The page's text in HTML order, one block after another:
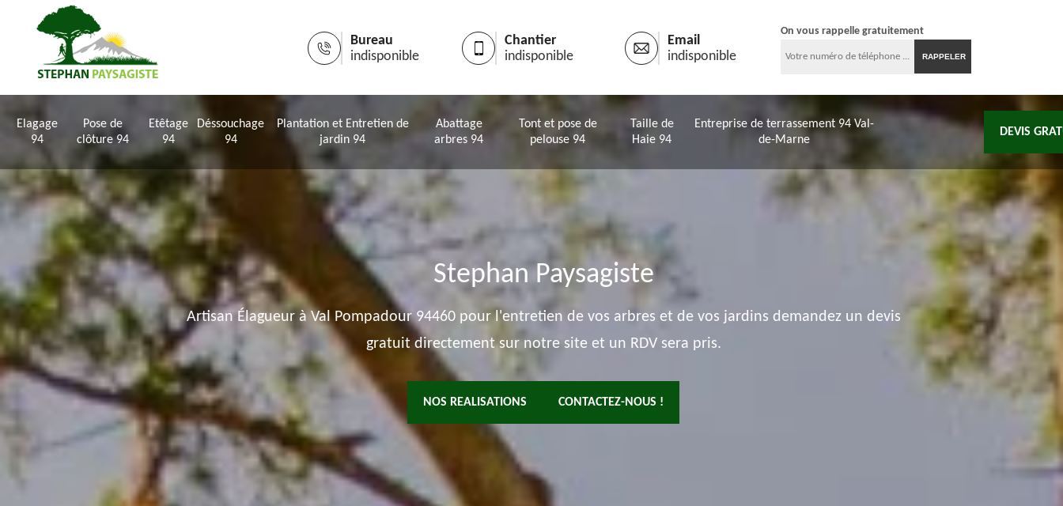
Bureau
indisponible
Chantier
indisponible
Email
indisponible
On vous rappelle gratuitement
Elagage
94
Pose de
clôture 94
Etêtage
94
Déssouchage
94
Plantation et Entretien de
jardin 94
Abattage
arbres 94
Tont et pose de
pelouse 94
Taille de
Haie 94
Entreprise de terrassement 94 Val-
de-Marne
DEVIS
Stephan Paysagiste
Artisan Élagueur à Val Pompadour 94460 pour l'entretien de vos arbres et de vos jardins demandez un devis
gratuit directement sur notre site et un RDV sera pris.
NOS REALISATIONS CONTACTEZ-NOUS !